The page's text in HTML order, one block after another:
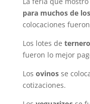
para muchos de
colocaciones
Los lotes de
fueron lo mejor
Los ovinosse
cotizaciones.